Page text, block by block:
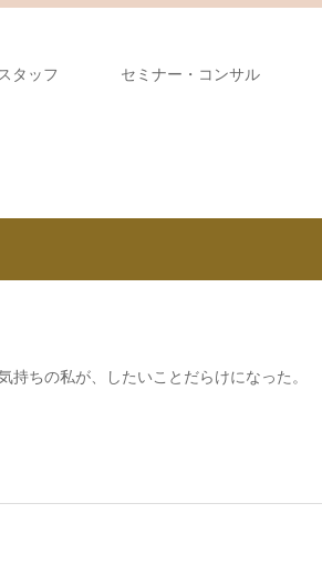
タッフ セミナー・コンサル
ちの私が、したいことだらけになった。